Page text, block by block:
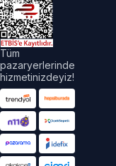
Tüm
pazaryerlerinde
hizmetinizdeyiz!